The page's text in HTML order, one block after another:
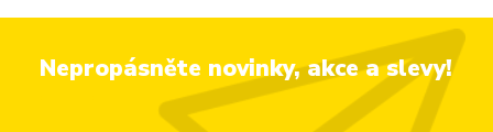
Nepropásněte novinky, akce a slevy!